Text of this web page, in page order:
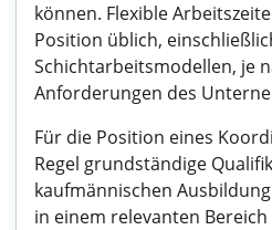
können. Flexible
Position üblich,
Schichtarbeitsmodellen, je
Anforderungen des
Für die Position eines
Regel grundständige
kaufmännischen
in einem relevanten